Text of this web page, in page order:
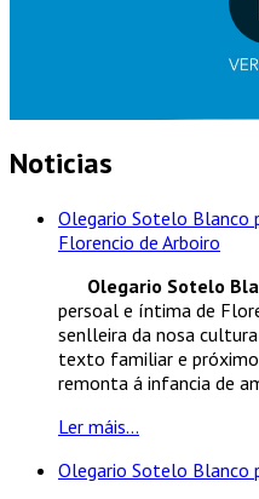
Noticias
Olegario Sotelo Blanco
Florencio de Arboiro
Olegario Sotelo
persoal e íntima de
senlleira da nosa cultura
texto familiar e
remonta á infancia de
Ler máis...
Olegario Sotelo Blanco